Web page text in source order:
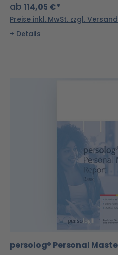
ab 114,05 €*
Preise inkl. MwSt. zzgl.
Details
persolog® Personal